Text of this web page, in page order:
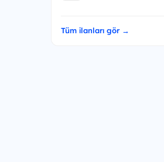
Tüm ilanları gör →